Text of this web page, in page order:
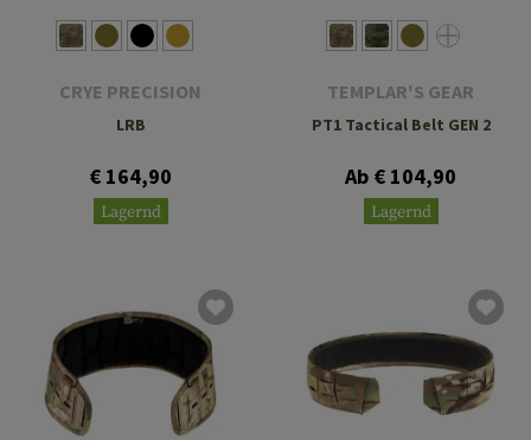
CRYE PRECISION
LRB
€ 164,90
Lagernd
TEMPLAR'S GEAR
PT1 Tactical Belt GEN 2
Ab € 104,90
Lagernd